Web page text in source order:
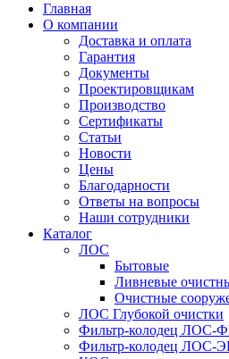
Главная
О компании
Доставка и оплата
Гарантия
Документы
Проектировщикам
Производство
Сертификаты
Статьи
Новости
Цены
Благодарности
Ответы на вопросы
Наши сотрудники
Каталог
ЛОС
Бытовые
Ливневые
Очистные
ЛОС Глубокой очистки
Фильтр-колодец ЛОС-
Фильтр-колодец ЛОС-